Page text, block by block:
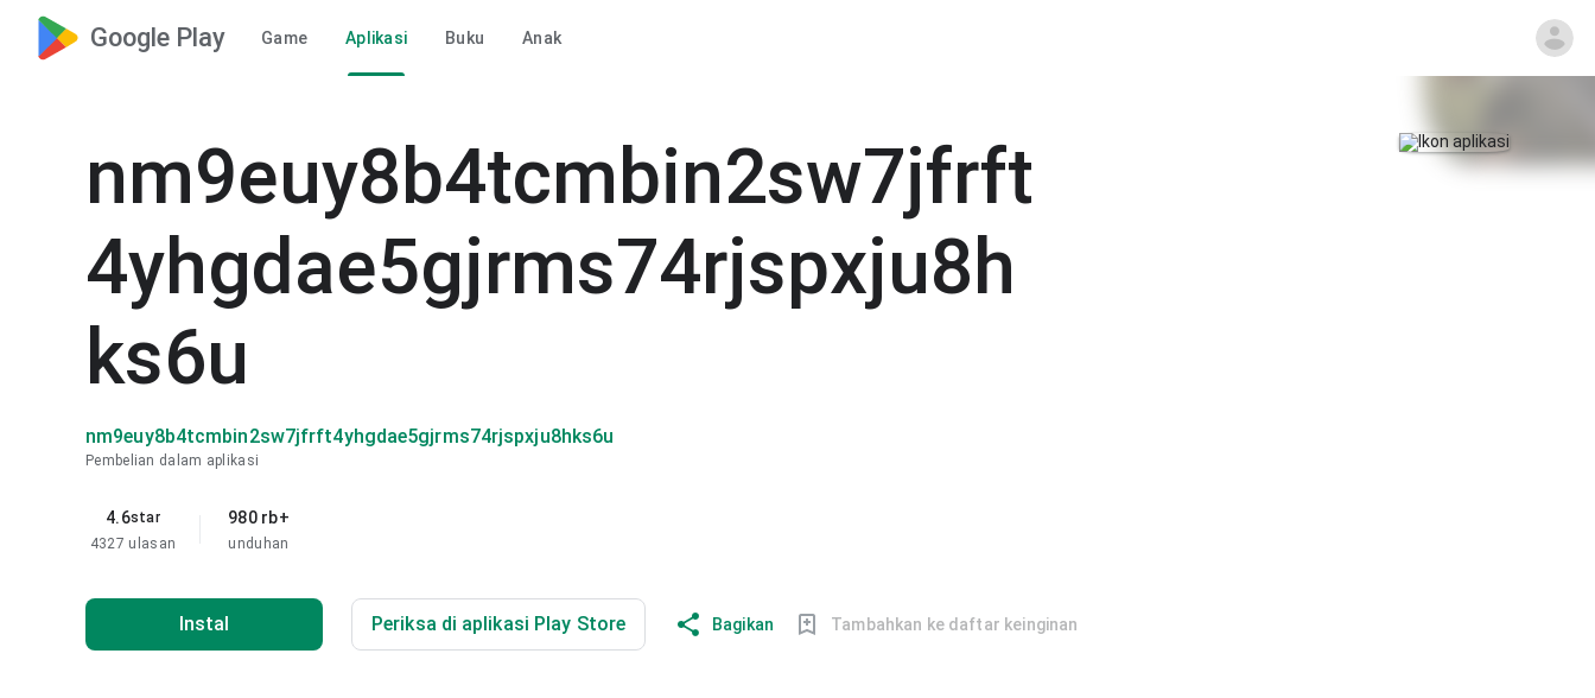
Google Play Game Aplikasi Buku Anak
nm9euy8b4tcmbin2sw7jfrft
4yhgdae5gjrms74rjspxju8h
ks6u
nm9euy8b4tcmbin2sw7jfrft4yhgdae5gjrms74rjspxju8hks6u
Pembelian dalam aplikasi
4.6star
4327 ulasan
980 rb+
unduhan
Instal Periksa di aplikasi Play Store Bagikan Tambahkan ke daftar keinginan